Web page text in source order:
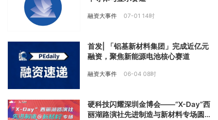
融资大事件 07-01 14时
首发| 「铝基新材料集团」完成近亿元
融资，聚焦新能源电池核心赛道
融资大事件 06-04 08时
硬科技闪耀深圳金博会——“X-Day”西
丽湖路演社先进制造与新材料专场圆